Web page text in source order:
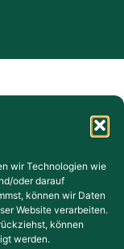
wir Technologien wie
oder darauf
können wir Daten
Website verarbeiten.
können
werden.